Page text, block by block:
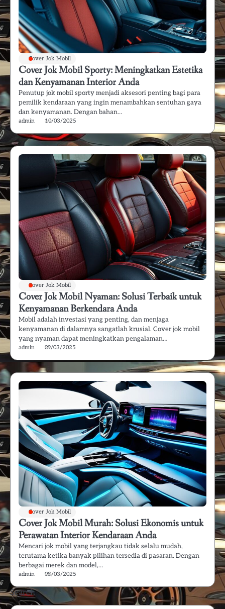
Cover Jok Mobil
Cover Jok Mobil Sporty: Meningkatkan Estetika
dan Kenyamanan Interior Anda
Penutup jok mobil sporty menjadi aksesori penting bagi para
pemilik kendaraan yang ingin menambahkan sentuhan gaya
dan kenyamanan. Dengan bahan…
admin 10/03/2025
Cover Jok Mobil
Cover Jok Mobil Nyaman: Solusi Terbaik untuk
Kenyamanan Berkendara Anda
Mobil adalah investasi yang penting, dan menjaga
kenyamanan di dalamnya sangatlah krusial. Cover jok mobil
yang nyaman dapat meningkatkan pengalaman…
admin 09/03/2025
Cover Jok Mobil
Cover Jok Mobil Murah: Solusi Ekonomis untuk
Perawatan Interior Kendaraan Anda
Mencari jok mobil yang terjangkau tidak selalu mudah,
terutama ketika banyak pilihan tersedia di pasaran. Dengan
berbagai merek dan model,…
admin 08/03/2025
Search